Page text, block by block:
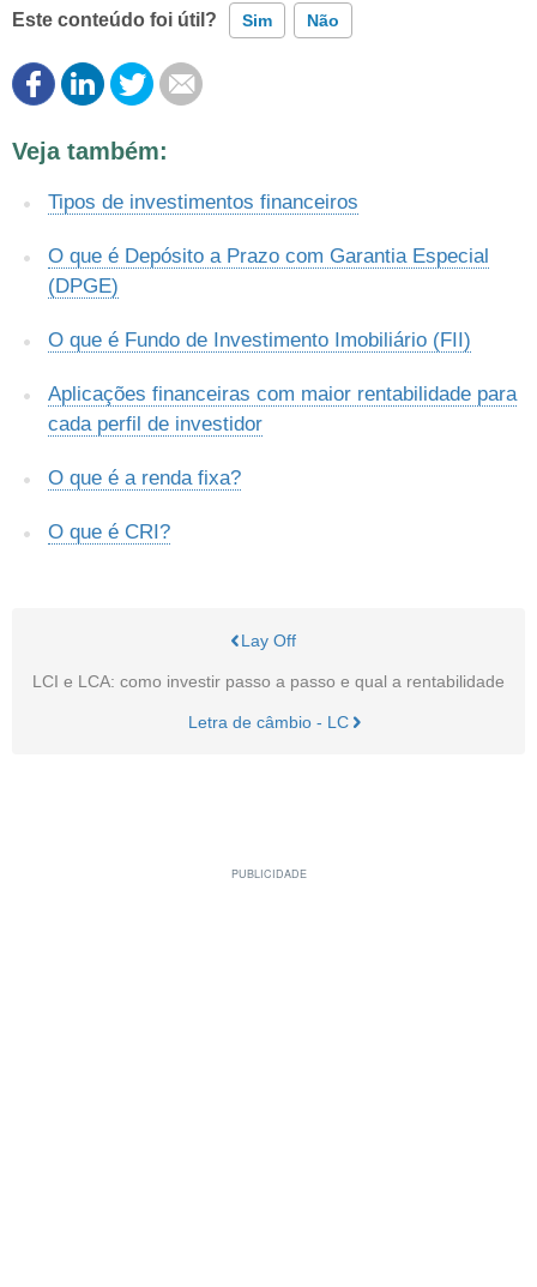
Este conteúdo foi útil? Sim Não
Este conteúdo contém informação incorreta
Este conteúdo não tem a informação que procuro
Outro
Veja também:
Tipos de investimentos financeiros
O que é Depósito a Prazo com Garantia Especial
(DPGE)
O que é Fundo de Investimento Imobiliário (FII)
Aplicações financeiras com maior rentabilidade para
cada perfil de investidor
O que é a renda fixa?
O que é CRI?
Lay Off
LCI e LCA: como investir passo a passo e qual a rentabilidade
Letra de câmbio - LC